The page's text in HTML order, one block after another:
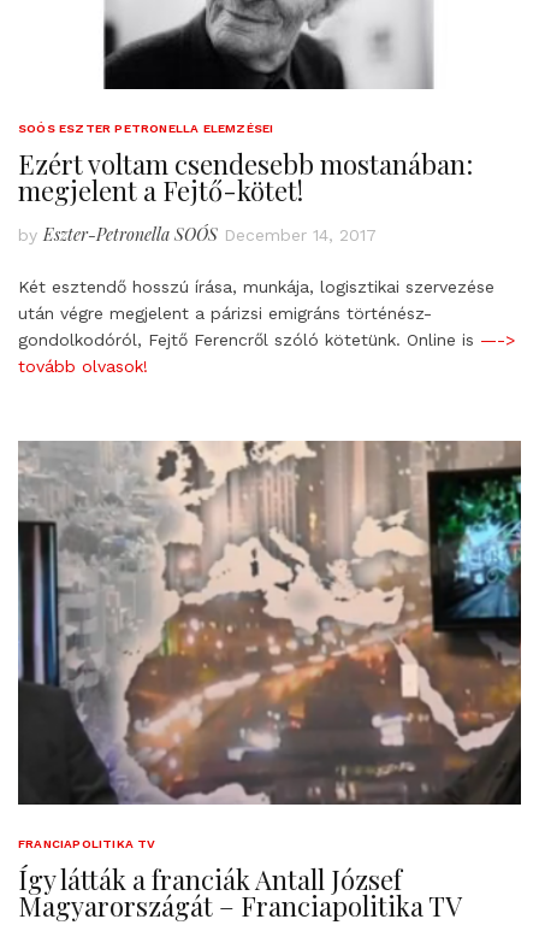
SOÓS ESZTER PETRONELLA ELEMZÉSEI
Ezért voltam csendesebb mostanában:
megjelent a Fejtő-kötet!
by Eszter-Petronella SOÓS December 14, 2017
Két esztendő hosszú írása, munkája, logisztikai szervezése
után végre megjelent a párizsi emigráns történész-
gondolkodóról, Fejtő Ferencről szóló kötetünk. Online is —->
tovább olvasok!
FRANCIAPOLITIKA TV
Így látták a franciák Antall József
Magyarországát – Franciapolitika TV